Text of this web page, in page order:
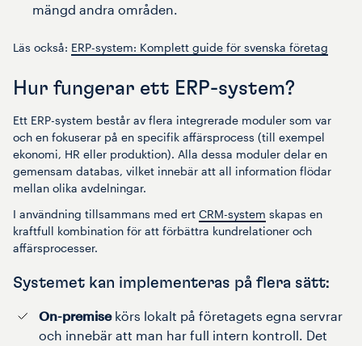
mängd andra områden.
Läs också: ERP-system: Komplett guide för svenska företag
Hur fungerar ett ERP-system?
Ett ERP-system består av flera integrerade moduler som var
och en fokuserar på en specifik affärsprocess (till exempel
ekonomi, HR eller produktion). Alla dessa moduler delar en
gemensam databas, vilket innebär att all information flödar
mellan olika avdelningar.
I användning tillsammans med ert CRM-system skapas en
kraftfull kombination för att förbättra kundrelationer och
affärsprocesser.
Systemet kan implementeras på flera sätt:
On-premise körs lokalt på företagets egna servrar
och innebär att man har full intern kontroll. Det